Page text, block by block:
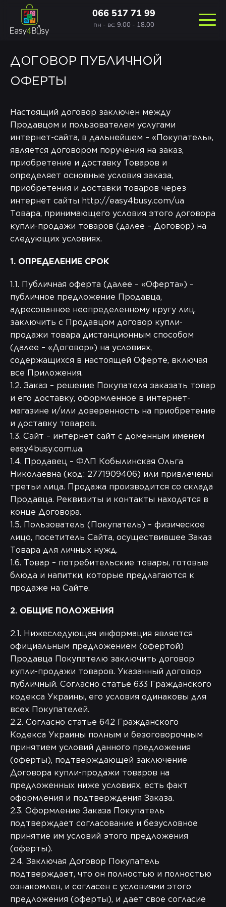
066 517 71 99
пн - вс: 9.00 - 18.00
ДОГОВОР ПУБЛИЧНОЙ
ОФЕРТЫ
Настоящий договор заключен между
Продавцом и пользователем услугами
интернет-сайта, в дальнейшем – «Покупатель»,
является договором поручения на заказ,
приобретение и доставку Товаров и
определяет основные условия заказа,
приобретения и доставки товаров через
интернет сайты http://easy4busy.com/ua
Товара, принимающего условия этого договора
купли-продажи товаров (далее – Договор) на
следующих условиях.
1. ОПРЕДЕЛЕНИЕ СРОК
1.1. Публичная оферта (далее – «Оферта») –
публичное предложение Продавца,
адресованное неопределенному кругу лиц,
заключить с Продавцом договор купли-
продажи товара дистанционным способом
(далее – «Договор») на условиях,
содержащихся в настоящей Оферте, включая
все Приложения.
1.2. Заказ – решение Покупателя заказать товар
и его доставку, оформленное в интернет-
магазине и/или доверенность на приобретение
и доставку товаров.
1.3. Сайт – интернет сайт с доменным именем
easy4busy.com.ua.
1.4. Продавец – ФЛП Кобылинская Ольга
Николаевна (код: 2771909406) или привлечены
третьи лица. Продажа производится со склада
Продавца. Реквизиты и контакты находятся в
конце Договора.
1.5. Пользователь (Покупатель) – физическое
лицо, посетитель Сайта, осуществившее Заказ
Товара для личных нужд.
1.6. Товар – потребительские товары, готовые
блюда и напитки, которые предлагаются к
продаже на Сайте.
2. ОБЩИЕ ПОЛОЖЕНИЯ
2.1. Нижеследующая информация является
официальным предложением (офертой)
Продавца Покупателю заключить договор
купли-продажи товаров. Указанный договор
публичный. Согласно статье 633 Гражданского
кодекса Украины, его условия одинаковы для
всех Покупателей.
2.2. Согласно статье 642 Гражданского
Кодекса Украины полным и безоговорочным
принятием условий данного предложения
(оферты), подтверждающей заключение
Договора купли-продажи товаров на
предложенных ниже условиях, есть факт
оформления и подтверждения Заказа.
2.3. Оформление Заказа Покупатель
подтверждает согласование и безусловное
принятие им условий этого предложения
(оферты).
2.4. Заключая Договор Покупатель
подтверждает, что он полностью и полностью
ознакомлен, и согласен с условиями этого
предложения (оферты), и дает свое согласие